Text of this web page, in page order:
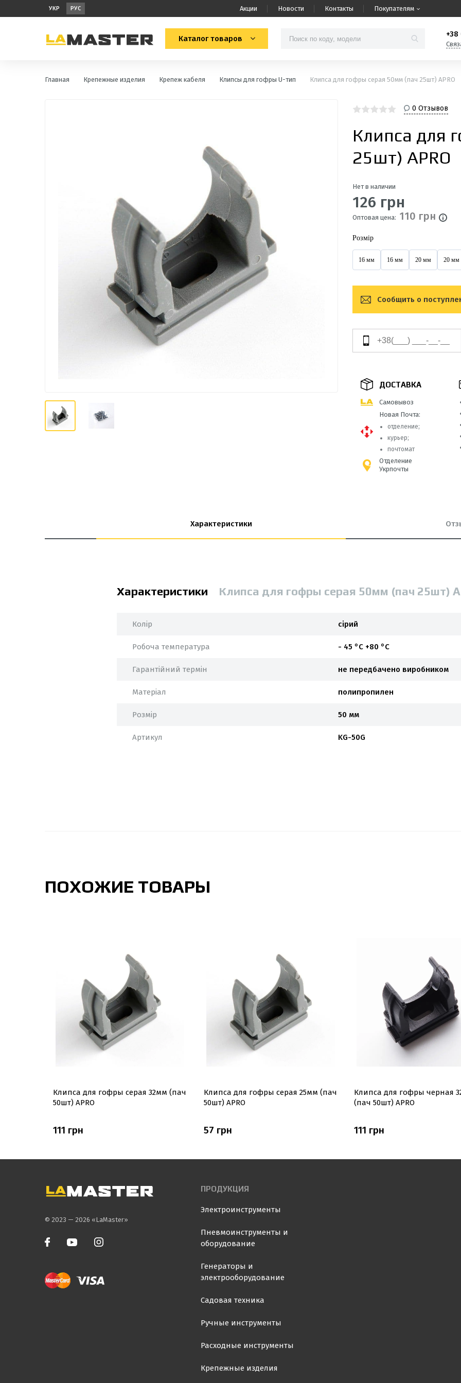
УКР РУС Акции Новости Контакты Покупателям
Каталог товаров
+38
Главная Крепежные изделия Крепеж кабеля Клипсы для гофры U-тип Клипса для гофры серая 50мм (пач 25шт) APRO
0 Отзывов
Клипса для
25шт) APRO
Нет в наличии
126 грн
Оптовая цена: 110 грн
Розмір
16 мм 16 мм 20 мм 20 мм
Сообщить о
ДОСТАВКА
Самовывоз
Новая Почта:
отделение;
курьер;
почтомат
Отделение
Укрпочты
Характеристики
Характеристики Клипса для гофры серая 50мм (пач 25шт)
Колір сірий
Робоча температура - 45 °С +80 °С
Гарантійний термін не передбачено виробником
Матеріал полипропилен
Розмір 50 мм
Артикул KG-50G
ПОХОЖИЕ ТОВАРЫ
Клипса для гофры серая 32мм (пач
50шт) APRO
111 грн
Клипса для гофры серая 25мм (пач
50шт) APRO
57 грн
Клипса для гофры черная
(пач 50шт) APRO
111 грн
© 2023 — 2026 «LaMaster»
ПРОДУКЦИЯ
Электроинструменты
Пневмоинструменты и
оборудование
Генераторы и
электрооборудование
Садовая техника
Ручные инструменты
Расходные инструменты
Крепежные изделия